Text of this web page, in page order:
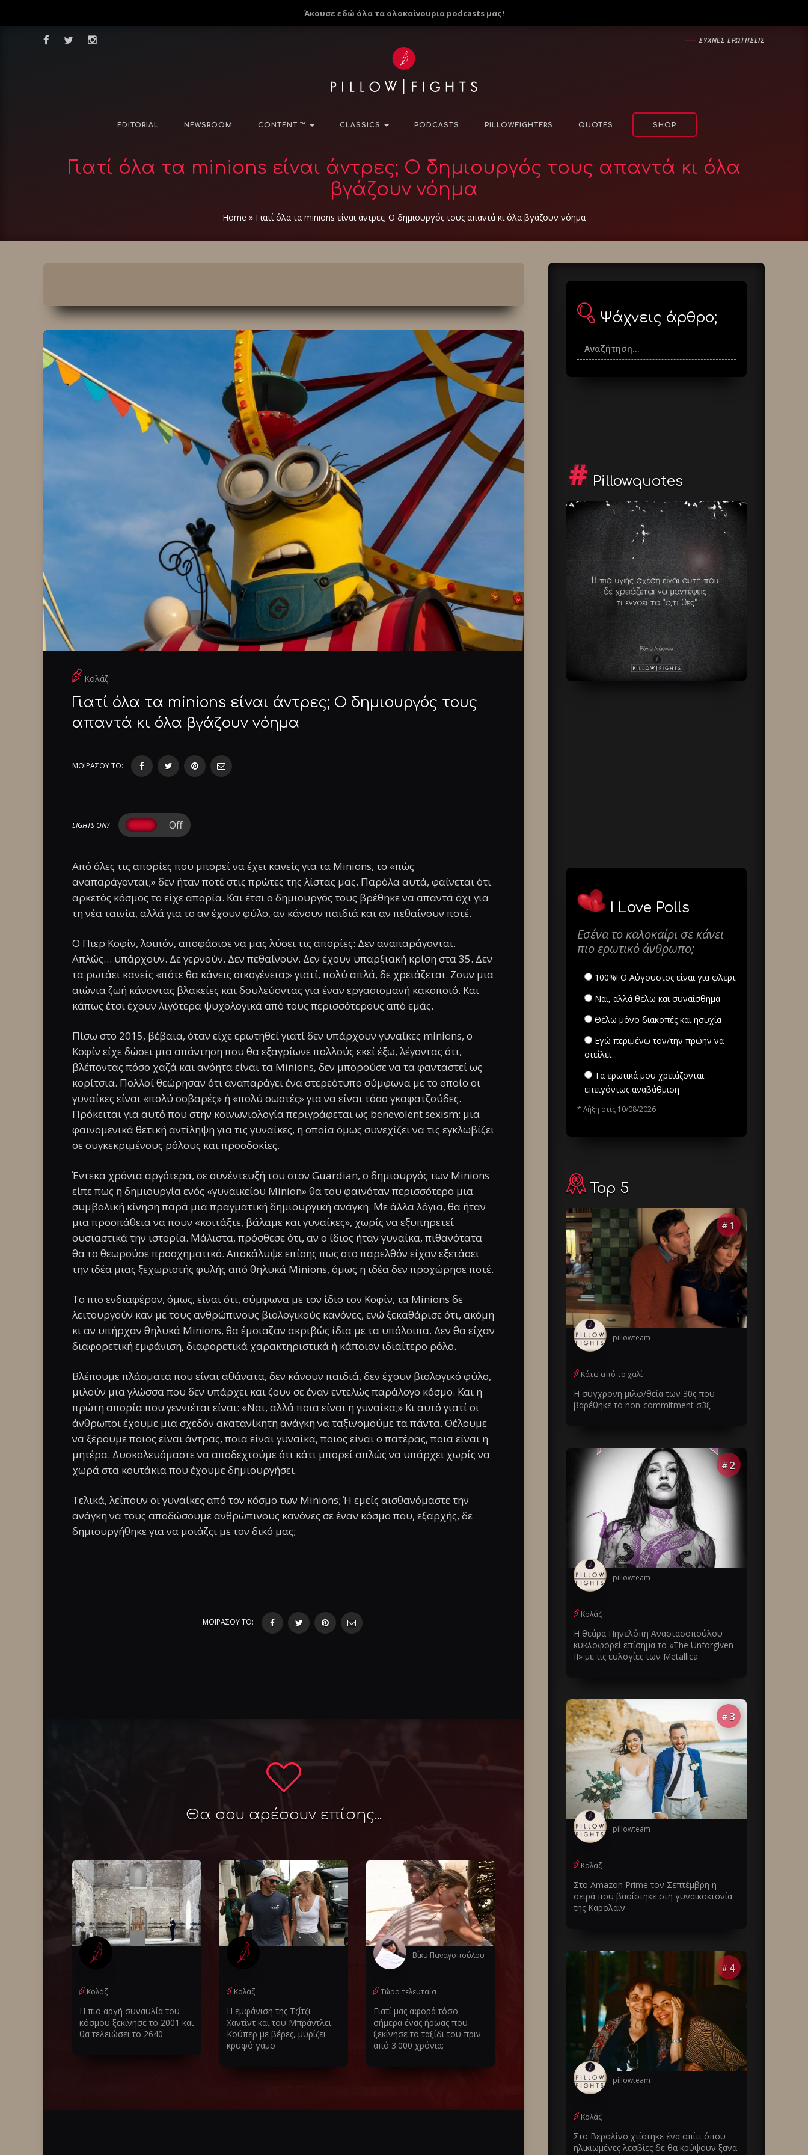
Άκουσε εδώ όλα τα ολοκαίνουρια podcasts μας!
―ΣΥΧΝΕΣ ΕΡΩΤΗΣΕΙΣ
EDITORIAL NEWSROOM CONTENT ™ CLASSICS PODCASTS PILLOWFIGHTERS QUOTES SHOP
Γιατί όλα τα minions είναι άντρες; Ο δημιουργός τους απαντά κι όλα
βγάζουν νόημα
Home » Γιατί όλα τα minions είναι άντρες; Ο δημιουργός τους απαντά κι όλα βγάζουν νόημα
Κολάζ
Γιατί όλα τα minions είναι άντρες; Ο δημιουργός τους
απαντά κι όλα βγάζουν νόημα
ΜΟΙΡΑΣΟΥ ΤΟ:
LIGHTS ON?
Από όλες τις απορίες που μπορεί να έχει κανείς για τα Minions, το «πώς
αναπαράγονται;» δεν ήταν ποτέ στις πρώτες της λίστας μας. Παρόλα αυτά, φαίνεται ότι
αρκετός κόσμος το είχε απορία. Και έτσι ο δημιουργός τους βρέθηκε να απαντά όχι για
τη νέα ταινία, αλλά για το αν έχουν φύλο, αν κάνουν παιδιά και αν πεθαίνουν ποτέ.
Ο Πιερ Κοφίν, λοιπόν, αποφάσισε να μας λύσει τις απορίες: Δεν αναπαράγονται.
Απλώς… υπάρχουν. Δε γερνούν. Δεν πεθαίνουν. Δεν έχουν υπαρξιακή κρίση στα 35. Δεν
τα ρωτάει κανείς «πότε θα κάνεις οικογένεια;» γιατί, πολύ απλά, δε χρειάζεται. Ζουν μια
αιώνια ζωή κάνοντας βλακείες και δουλεύοντας για έναν εργασιομανή κακοποιό. Και
κάπως έτσι έχουν λιγότερα ψυχολογικά από τους περισσότερους από εμάς.
Πίσω στο 2015, βέβαια, όταν είχε ερωτηθεί γιατί δεν υπάρχουν γυναίκες minions, ο
Κοφίν είχε δώσει μια απάντηση που θα εξαγρίωνε πολλούς εκεί έξω, λέγοντας ότι,
βλέποντας πόσο χαζά και ανόητα είναι τα Minions, δεν μπορούσε να τα φανταστεί ως
κορίτσια. Πολλοί θεώρησαν ότι αναπαράγει ένα στερεότυπο σύμφωνα με το οποίο οι
γυναίκες είναι «πολύ σοβαρές» ή «πολύ σωστές» για να είναι τόσο γκαφατζούδες.
Πρόκειται για αυτό που στην κοινωνιολογία περιγράφεται ως benevolent sexism: μια
φαινομενικά θετική αντίληψη για τις γυναίκες, η οποία όμως συνεχίζει να τις εγκλωβίζει
σε συγκεκριμένους ρόλους και προσδοκίες.
Έντεκα χρόνια αργότερα, σε συνέντευξή του στον Guardian, ο δημιουργός των Minions
είπε πως η δημιουργία ενός «γυναικείου Minion» θα του φαινόταν περισσότερο μια
συμβολική κίνηση παρά μια πραγματική δημιουργική ανάγκη. Με άλλα λόγια, θα ήταν
μια προσπάθεια να πουν «κοιτάξτε, βάλαμε και γυναίκες», χωρίς να εξυπηρετεί
ουσιαστικά την ιστορία. Μάλιστα, πρόσθεσε ότι, αν ο ίδιος ήταν γυναίκα, πιθανότατα
θα το θεωρούσε προσχηματικό. Αποκάλυψε επίσης πως στο παρελθόν είχαν εξετάσει
την ιδέα μιας ξεχωριστής φυλής από θηλυκά Minions, όμως η ιδέα δεν προχώρησε ποτέ.
Το πιο ενδιαφέρον, όμως, είναι ότι, σύμφωνα με τον ίδιο τον Κοφίν, τα Minions δε
λειτουργούν καν με τους ανθρώπινους βιολογικούς κανόνες, ενώ ξεκαθάρισε ότι, ακόμη
κι αν υπήρχαν θηλυκά Minions, θα έμοιαζαν ακριβώς ίδια με τα υπόλοιπα. Δεν θα είχαν
διαφορετική εμφάνιση, διαφορετικά χαρακτηριστικά ή κάποιον ιδιαίτερο ρόλο.
Βλέπουμε πλάσματα που είναι αθάνατα, δεν κάνουν παιδιά, δεν έχουν βιολογικό φύλο,
μιλούν μια γλώσσα που δεν υπάρχει και ζουν σε έναν εντελώς παράλογο κόσμο. Και η
πρώτη απορία που γεννιέται είναι: «Ναι, αλλά ποια είναι η γυναίκα;» Κι αυτό γιατί οι
άνθρωποι έχουμε μια σχεδόν ακατανίκητη ανάγκη να ταξινομούμε τα πάντα. Θέλουμε
να ξέρουμε ποιος είναι άντρας, ποια είναι γυναίκα, ποιος είναι ο πατέρας, ποια είναι η
μητέρα. Δυσκολευόμαστε να αποδεχτούμε ότι κάτι μπορεί απλώς να υπάρχει χωρίς να
χωρά στα κουτάκια που έχουμε δημιουργήσει.
Τελικά, λείπουν οι γυναίκες από τον κόσμο των Minions; Ή εμείς αισθανόμαστε την
ανάγκη να τους αποδώσουμε ανθρώπινους κανόνες σε έναν κόσμο που, εξαρχής, δε
δημιουργήθηκε για να μοιάζςι με τον δικό μας;
ΜΟΙΡΑΣΟΥ ΤΟ:
Θα σου αρέσουν επίσης...
Κολάζ
Η πιο αργή συναυλία του
κόσμου ξεκίνησε το 2001 και
θα τελειώσει το 2640
Κολάζ
Η εμφάνιση της Τζίτζι
Χαντίντ και του Μπράντλεϊ
Κούπερ με βέρες, μυρίζει
κρυφό γάμο
Βίκυ Παναγοπούλου
Τώρα τελευταία
Γιατί μας αφορά τόσο
σήμερα ένας ήρωας που
ξεκίνησε το ταξίδι του πριν
από 3.000 χρόνια;
Ψάχνεις άρθρο;
Pillowquotes
I Love Polls
Εσένα το καλοκαίρι σε κάνει
πιο ερωτικό άνθρωπο;
100%! Ο Αύγουστος είναι για φλερτ
Ναι, αλλά θέλω και συναίσθημα
Θέλω μόνο διακοπές και ησυχία
Εγώ περιμένω τον/την πρώην να
στείλει
Τα ερωτικά μου χρειάζονται
επειγόντως αναβάθμιση
* Λήξη στις 10/08/2026
Top 5
# 1
pillowteam
Κάτω από το χαλί
Η σύγχρονη μιλφ/θεία των 30ς που
βαρέθηκε το non-commitment σ3ξ
# 2
pillowteam
Κολάζ
Η θεάρα Πηνελόπη Αναστασοπούλου
κυκλοφορεί επίσημα το «The Unforgiven
II» με τις ευλογίες των Metallica
# 3
pillowteam
Κολάζ
Στο Amazon Prime τον Σεπτέμβρη η
σειρά που βασίστηκε στη γυναικοκτονία
της Καρολάιν
# 4
pillowteam
Κολάζ
Στο Βερολίνο χτίστηκε ένα σπίτι όπου
ηλικιωμένες λεσβίες δε θα κρύψουν ξανά